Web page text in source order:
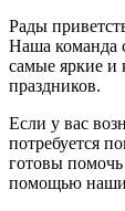
Рады
Наша команда
самые яркие и
праздников.
Если у вас
потребуется
готовы
помощью